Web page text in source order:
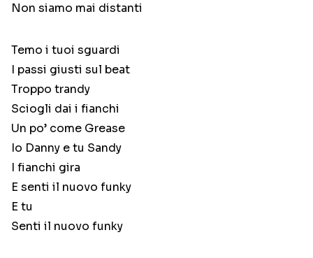
Non siamo mai distanti
Temo i tuoi sguardi
I passi giusti sul beat
Troppo trandy
Sciogli dai i fianchi
Un po’ come Grease
Io Danny e tu Sandy
I fianchi gira
E senti il nuovo funky
E tu
Senti il nuovo funky